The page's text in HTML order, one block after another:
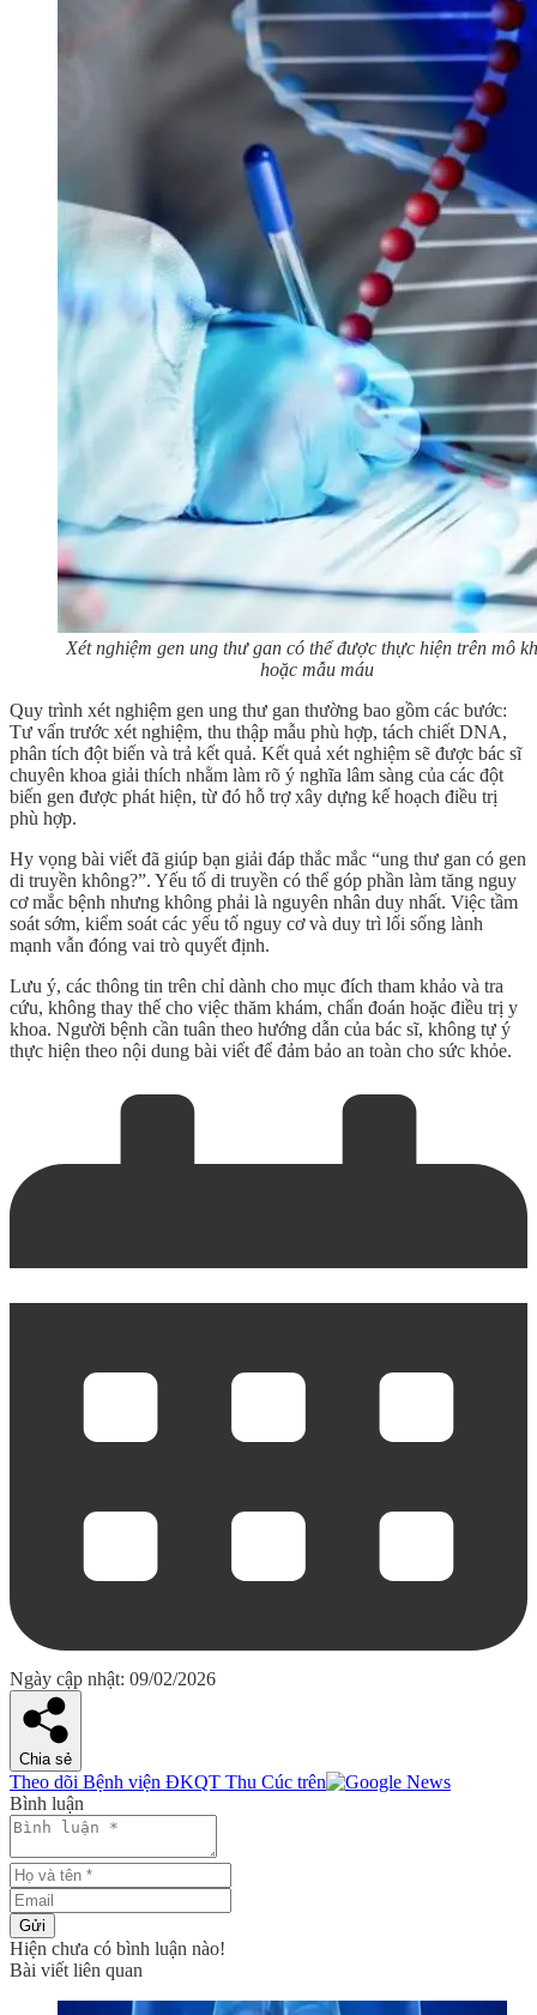
Xét nghiệm gen ung thư gan có thể được thực hiện trên mô
hoặc mẫu máu
Quy trình xét nghiệm gen ung thư gan thường bao gồm các bước:
Tư vấn trước xét nghiệm, thu thập mẫu phù hợp, tách chiết DNA,
phân tích đột biến và trả kết quả. Kết quả xét nghiệm sẽ được bác sĩ
chuyên khoa giải thích nhằm làm rõ ý nghĩa lâm sàng của các đột
biến gen được phát hiện, từ đó hỗ trợ xây dựng kế hoạch điều trị
phù hợp.
Hy vọng bài viết đã giúp bạn giải đáp thắc mắc “ung thư gan có gen
di truyền không?”. Yếu tố di truyền có thể góp phần làm tăng nguy
cơ mắc bệnh nhưng không phải là nguyên nhân duy nhất. Việc tầm
soát sớm, kiểm soát các yếu tố nguy cơ và duy trì lối sống lành
mạnh vẫn đóng vai trò quyết định.
Lưu ý, các thông tin trên chỉ dành cho mục đích tham khảo và tra
cứu, không thay thế cho việc thăm khám, chẩn đoán hoặc điều trị y
khoa. Người bệnh cần tuân theo hướng dẫn của bác sĩ, không tự ý
thực hiện theo nội dung bài viết để đảm bảo an toàn cho sức khỏe.
Ngày cập nhật: 09/02/2026
Chia sẻ
Theo dõi Bệnh viện ĐKQT Thu Cúc trên
Bình luận
Gửi
Hiện chưa có bình luận nào!
Bài viết liên quan